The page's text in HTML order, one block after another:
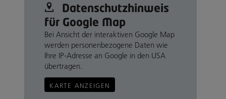
Datenschutz­hinweis
für Google Map
Bei Ansicht der interaktiven Google Map
werden personenbezogene Daten wie
Ihre IP-Adresse an Google in den USA
übertragen.
KARTE ANZEIGEN